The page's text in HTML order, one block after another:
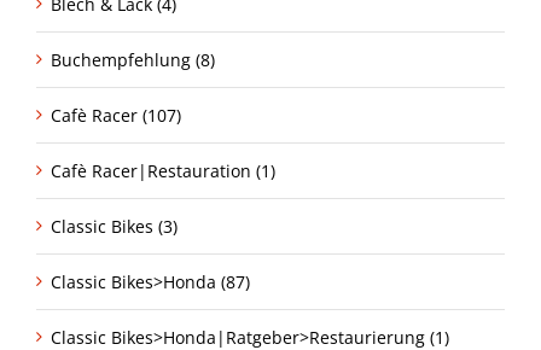
Buchempfehlung (8)
Cafè Racer (107)
Cafè Racer|Restauration (1)
Classic Bikes (3)
Classic Bikes>Honda (87)
Classic Bikes>Honda|Ratgeber>Restaurierung (1)